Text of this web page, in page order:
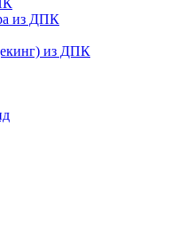
из ДПК
из ДПК